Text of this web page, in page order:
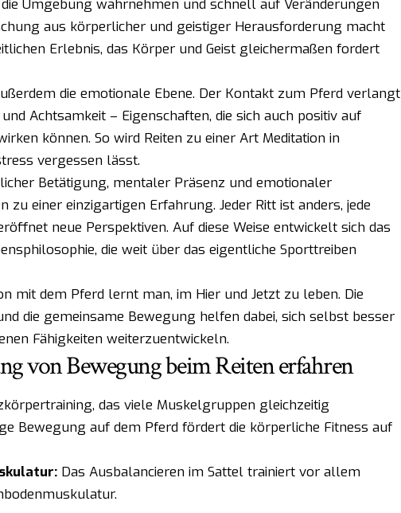
Umgebung wahrnehmen und schnell auf Veränderungen
aus körperlicher und geistiger Herausforderung macht
Erlebnis, das Körper und Geist gleichermaßen fordert
die emotionale Ebene. Der Kontakt zum Pferd verlangt
Achtsamkeit – Eigenschaften, die sich auch positiv auf
können. So wird Reiten zu einer Art Meditation in
vergessen lässt.
Betätigung, mentaler Präsenz und emotionaler
zu einer einzigartigen Erfahrung. Jeder Ritt ist anders, jede
neue Perspektiven. Auf diese Weise entwickelt sich das
die weit über das eigentliche Sporttreiben
mit dem Pferd lernt man, im Hier und Jetzt zu leben. Die
die gemeinsame Bewegung helfen dabei, sich selbst besser
Fähigkeiten weiterzuentwickeln.
von Bewegung beim Reiten erfahren
das viele Muskelgruppen gleichzeitig
Bewegung auf dem Pferd fördert die körperliche Fitness auf
Das Ausbalancieren im Sattel trainiert vor allem